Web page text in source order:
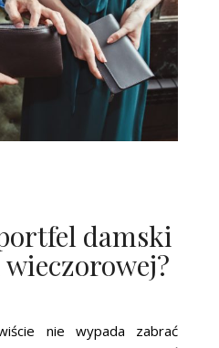
damski
nie wypada zabrać